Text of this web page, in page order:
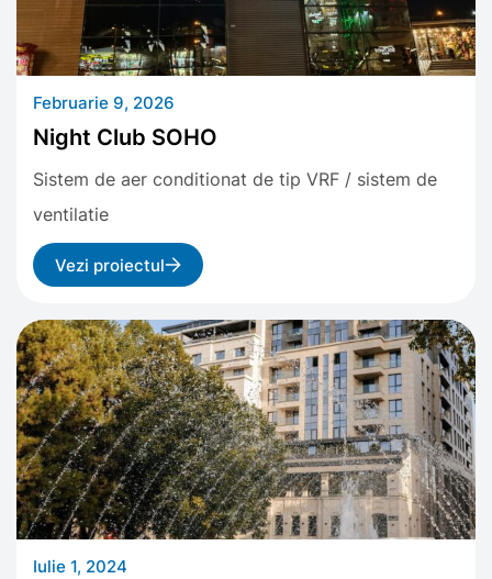
Februarie 9, 2026
Night Club SOHO
Sistem de aer conditionat de tip VRF / sistem de
ventilatie
Vezi proiectul
Iulie 1, 2024